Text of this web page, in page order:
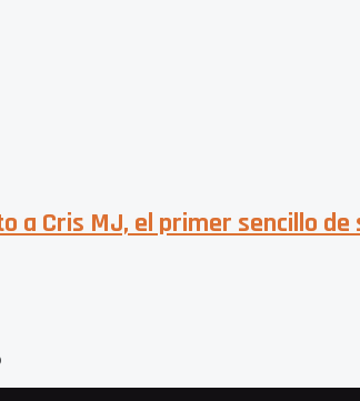
a Cris MJ, el primer sencillo de